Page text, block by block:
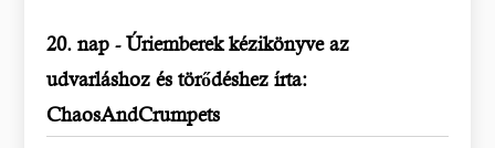
20. nap - Úriemberek kézikönyve az
udvarláshoz és törődéshez írta:
ChaosAndCrumpets